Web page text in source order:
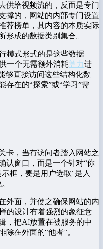
供给视频流的，反而是专门
撑的，网站的内部专门设置
荐榜单，其内容的本质实际
形成的数据类别集合。
模式形式的是这些数据
一个无需额外消耗算力进
够直接访问这些结构化数
存在的“探索”或“学习”需
卡，当有访问者踏入网站之
认窗口，而是一个针对“你
框，要是用户选取“是人
外面，并使之确保网站的内
的设计有着强烈的象征意
，把AI放置在被服务的中
在外面的“他者”。